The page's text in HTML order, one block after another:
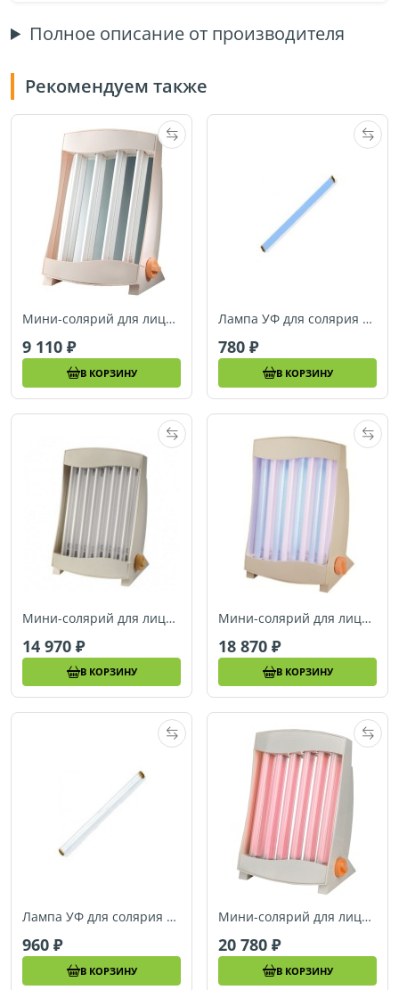
Полное описание от производителя
Рекомендуем также
Мини-солярий для лица Efbe-Schott 834N
9 110
В КОРЗИНУ
Лампа УФ для солярия Efbe-Schott 136542 (голубая, 15 Вт)
780
В КОРЗИНУ
Мини-солярий для лица Efbe-Schott 838N
14 970
В КОРЗИНУ
Мини-солярий для лица Efbe-Schott 838CN
18 870
В КОРЗИНУ
Лампа УФ для солярия Efbe-Schott (25 Вт)
960
В КОРЗИНУ
Мини-солярий для лица Efbe-Schott 836IR
20 780
В КОРЗИНУ